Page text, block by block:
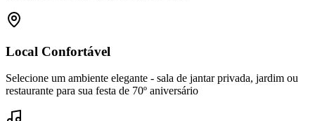
Local Confortável
Selecione um ambiente elegante - sala de jantar privada, jardim ou
restaurante para sua festa de 70º aniversário